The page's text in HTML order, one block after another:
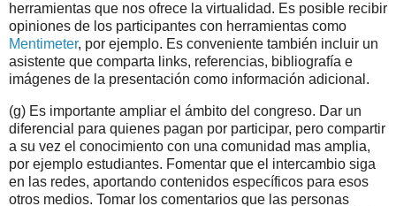
herramientas que nos ofrece la virtualidad. Es posible recibir
opiniones de los participantes con herramientas como
Mentimeter, por ejemplo. Es conveniente también incluir un
asistente que comparta links, referencias, bibliografía e
imágenes de la presentación como información adicional.
(g) Es importante ampliar el ámbito del congreso. Dar un
diferencial para quienes pagan por participar, pero compartir
a su vez el conocimiento con una comunidad mas amplia,
por ejemplo estudiantes. Fomentar que el intercambio siga
en las redes, aportando contenidos específicos para esos
otros medios. Tomar los comentarios que las personas